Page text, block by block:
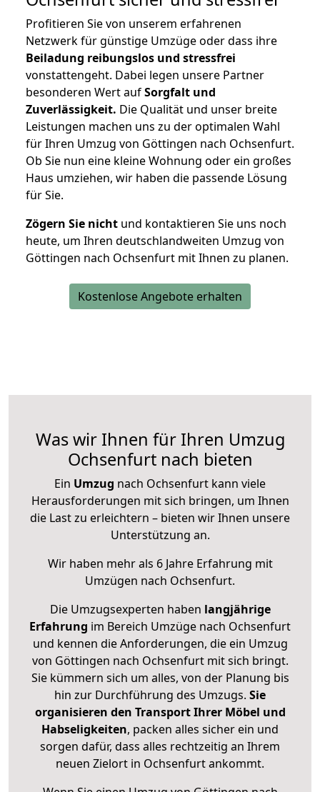
Profitieren Sie von unserem erfahrenen
Netzwerk für günstige Umzüge oder dass ihre
Beiladung reibungslos und stressfrei
vonstattengeht. Dabei legen unsere Partner
besonderen Wert aufSorgfalt und
Zuverlässigkeit. Die Qualität und unser breite
Leistungen machen uns zu der optimalen Wahl
für Ihren Umzug von Göttingen nach Ochsenfurt.
Ob Sie nun eine kleine Wohnung oder ein großes
Haus umziehen, wir haben die passende Lösung
für Sie.
Zögern Sie nicht und kontaktieren Sie uns noch
heute, um Ihren deutschlandweiten Umzug von
Göttingen nach Ochsenfurt mit Ihnen zu planen.
Kostenlose Angebote erhalten
Was wir Ihnen für Ihren Umzug
Ochsenfurt nach bieten
Ein Umzug nach Ochsenfurt kann viele
Herausforderungen mit sich bringen, um Ihnen
die Last zu erleichtern – bieten wir Ihnen unsere
Unterstützung an.
Wir haben mehr als 6 Jahre Erfahrung mit
Umzügen nach Ochsenfurt.
Die Umzugsexperten haben langjährige
Erfahrung im Bereich Umzüge nach Ochsenfurt
und kennen die Anforderungen, die ein Umzug
von Göttingen nach Ochsenfurt mit sich bringt.
Sie kümmern sich um alles, von der Planung bis
hin zur Durchführung des Umzugs. Sie
organisieren den Transport Ihrer Möbel und
Habseligkeiten, packen alles sicher ein und
sorgen dafür, dass alles rechtzeitig an Ihrem
neuen Zielort in Ochsenfurt ankommt.